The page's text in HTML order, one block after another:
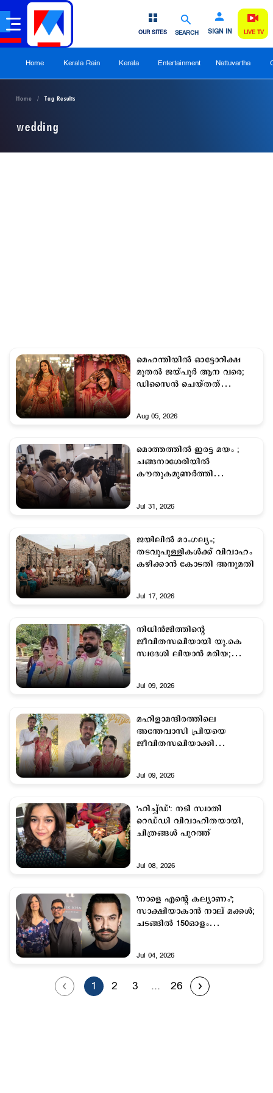
SEARCH SIGN IN
OUR SITES LIVE TV
Home Kerala Rain Kerala Entertainment Nattuvartha
Home Tag Results
wedding
മെഹന്തിയിൽ ഓട്ടോറിക്ഷ
മുതൽ ജയ്പൂർ ആന വരെ;
ഡിസൈൻ ചെയ്തത്
Aug 05, 2026
മൊത്തത്തില്‍ ഇരട്ട മയം ;
ചങ്ങനാശേരിയില്‍
കൗതുകമുണർത്തി
Jul 31, 2026
ജയിലില്‍ മാംഗല്യം;
തടവുപുള്ളികള്‍ക്ക് വിവാഹം
കഴിക്കാന്‍ കോടതി അനുമതി
Jul 17, 2026
നിധിൻജിത്തിന്‍റെ
ജീവിതസഖിയായി യു.കെ
സ്വദേശി ലിയാൻ മരിയ;
Jul 09, 2026
മഹിളാമന്ദിരത്തിലെ
അന്തേവാസി പ്രിയയെ
ജീവിതസഖിയാക്കി
Jul 09, 2026
'ഹിച്ച്‍ഡ്': നടി സ്വാതി
റെഡ്ഡി വിവാഹിതയായി,
ചിത്രങ്ങള്‍ പുറത്ത്
Jul 08, 2026
'നാളെ എന്‍റെ കല്യാണം';
സാക്ഷിയാകാന്‍ നാല് മക്കള്‍;
ചടങ്ങില്‍ 150ഓളം
Jul 04, 2026
1 2 3 ... 26